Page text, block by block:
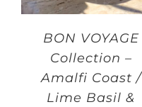
BON VOYAGE
Collection –
Amalfi Coast /
Lime Basil &